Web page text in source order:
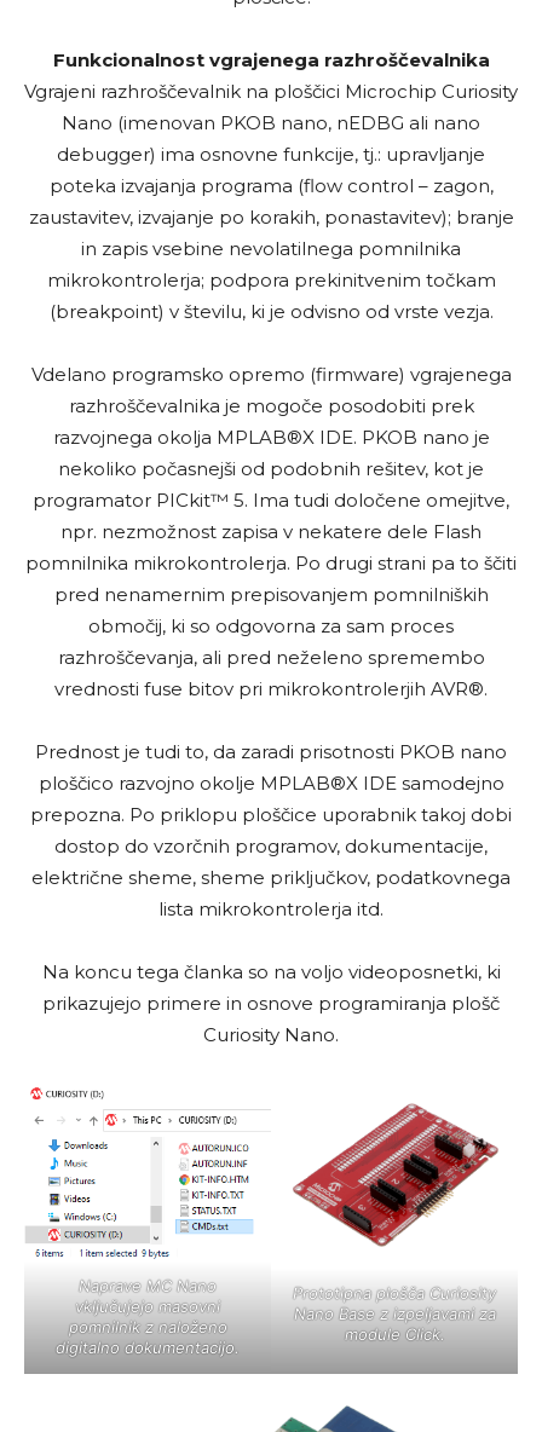
Funkcionalnost vgrajenega razhroščevalnika
Vgrajeni razhroščevalnik na ploščici Microchip Curiosity
Nano (imenovan PKOB nano, nEDBG ali nano
debugger) ima osnovne funkcije, tj.: upravljanje
poteka izvajanja programa (flow control – zagon,
zaustavitev, izvajanje po korakih, ponastavitev); branje
in zapis vsebine nevolatilnega pomnilnika
mikrokontrolerja; podpora prekinitvenim točkam
(breakpoint) v številu, ki je odvisno od vrste vezja.
Vdelano programsko opremo (firmware) vgrajenega
razhroščevalnika je mogoče posodobiti prek
razvojnega okolja MPLAB®X IDE. PKOB nano je
nekoliko počasnejši od podobnih rešitev, kot je
programator PICkit™ 5. Ima tudi določene omejitve,
npr. nezmožnost zapisa v nekatere dele Flash
pomnilnika mikrokontrolerja. Po drugi strani pa to ščiti
pred nenamernim prepisovanjem pomnilniških
območij, ki so odgovorna za sam proces
razhroščevanja, ali pred neželeno spremembo
vrednosti fuse bitov pri mikrokontrolerjih AVR®.
Prednost je tudi to, da zaradi prisotnosti PKOB nano
ploščico razvojno okolje MPLAB®X IDE samodejno
prepozna. Po priklopu ploščice uporabnik takoj dobi
dostop do vzorčnih programov, dokumentacije,
električne sheme, sheme priključkov, podatkovnega
lista mikrokontrolerja itd.
Na koncu tega članka so na voljo videoposnetki, ki
prikazujejo primere in osnove programiranja plošč
Curiosity Nano.
Naprave MC Nano
vključujejo masovni
pomnilnik z naloženo
digitalno dokumentacijo.
Prototipna plošča Curiosity
Nano Base z izpeljavami za
module Click.